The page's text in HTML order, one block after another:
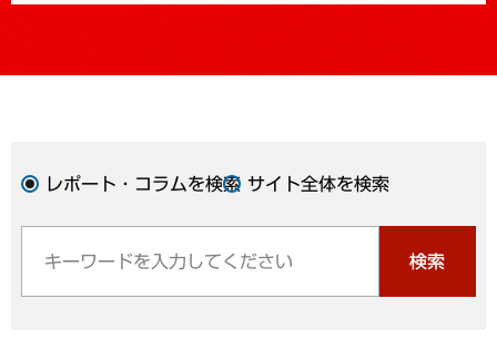
レポート・コラムを検索 サイト全体を検索
検索